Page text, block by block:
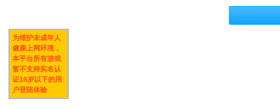
为维护未成年人
健康上网环境，
本平台所有游戏
暂不支持实名认
证18岁以下的用
户登陆体验